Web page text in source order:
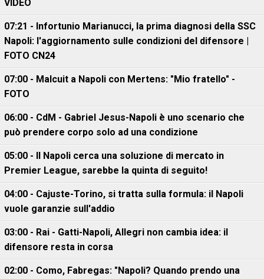
VIDEO
07:21 - Infortunio Marianucci, la prima diagnosi della SSC
Napoli: l'aggiornamento sulle condizioni del difensore |
FOTO CN24
07:00 - Malcuit a Napoli con Mertens: "Mio fratello" -
FOTO
06:00 - CdM - Gabriel Jesus-Napoli è uno scenario che
può prendere corpo solo ad una condizione
05:00 - Il Napoli cerca una soluzione di mercato in
Premier League, sarebbe la quinta di seguito!
04:00 - Cajuste-Torino, si tratta sulla formula: il Napoli
vuole garanzie sull'addio
03:00 - Rai - Gatti-Napoli, Allegri non cambia idea: il
difensore resta in corsa
02:00 - Como, Fabregas: "Napoli? Quando prendo una